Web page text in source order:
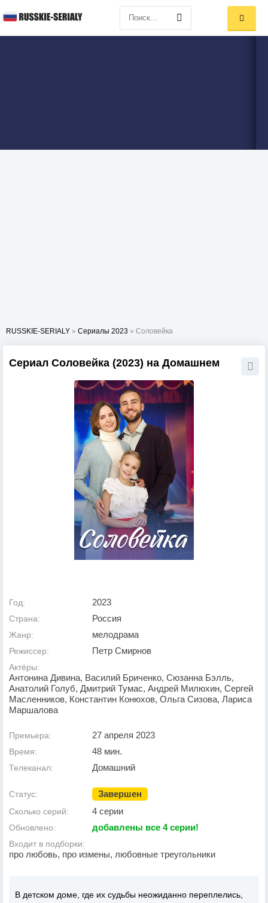
RUSSKIE-SERIALY » Сериалы 2023 » Соловейка
Сериал Соловейка (2023) на Домашнем
Год: 2023
Страна: Россия
Жанр: мелодрама
Режиссер: Петр Смирнов
Актёры:
Антонина Дивина, Василий Бриченко, Сюзанна Бэлль,
Анатолий Голуб, Дмитрий Тумас, Андрей Милюхин, Сергей
Масленников, Константин Конюхов, Ольга Сизова, Лариса
Маршалова
Премьера: 27 апреля 2023
Время: 48 мин.
Телеканал: Домашний
Статус: Завершен
Сколько серий: 4 серии
Обновлено: добавлены все 4 серии!
Входит в подборки:
про любовь, про измены, любовные треугольники
В детском доме, где их судьбы неожиданно переплелись,